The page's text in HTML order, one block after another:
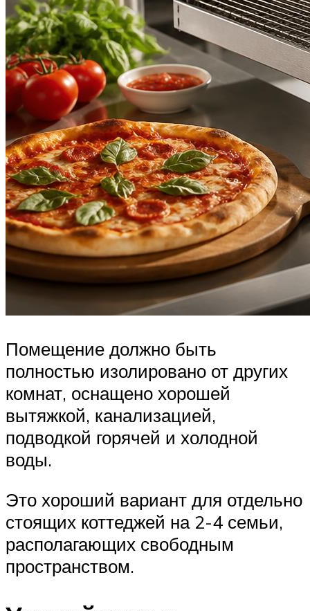
Помещение должно быть
полностью изолировано от других
комнат, оснащено хорошей
вытяжкой, канализацией,
подводкой горячей и холодной
воды.
Это хороший вариант для отдельно
стоящих коттеджей на 2-4 семьи,
располагающих свободным
пространством.